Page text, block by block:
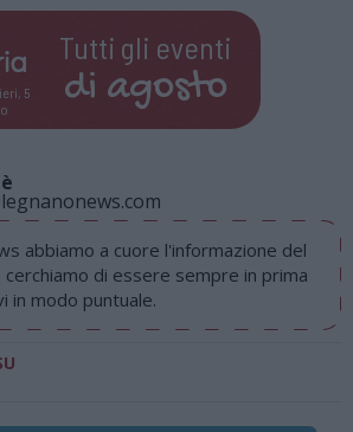
5
Tutti gli eventi
di agosto
abbiamo a cuore l'informazione del
di essere sempre in prima
in modo puntuale.